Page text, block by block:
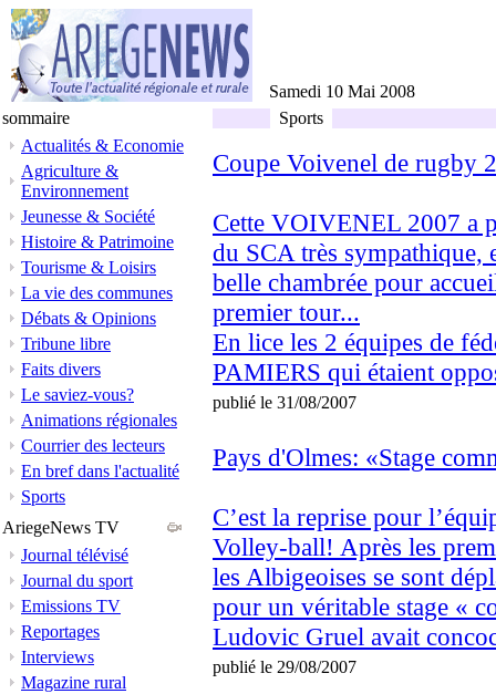
Samedi 10 Mai 2008
sommaire
Actualités & Economie
Agriculture &
Environnement
Jeunesse & Société
Histoire & Patrimoine
Tourisme & Loisirs
La vie des communes
Débats & Opinions
Tribune libre
Faits divers
Le saviez-vous?
Animations régionales
Courrier des lecteurs
En bref dans l'actualité
Sports
AriegeNews TV
Journal télévisé
Journal du sport
Emissions TV
Reportages
Interviews
Magazine rural
Sports
Coupe Voivenel de rugby
Cette VOIVENEL 2007 a
du SCA très sympathique,
belle chambrée pour
premier tour...
En lice les 2 équipes de
PAMIERS qui étaient
publié le 31/08/2007
Pays d'Olmes: «Stage
C’est la reprise pour
Volley-ball! Après les
les Albigeoises se sont
pour un véritable stage «
Ludovic Gruel avait
publié le 29/08/2007